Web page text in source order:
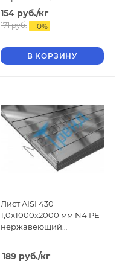
шлифованный
154 руб./кг
171руб. -10%
В КОРЗИНУ
Лист AISI 430
1,0x1000x2000 мм N4 РЕ
нержавеющий
189 руб./кг